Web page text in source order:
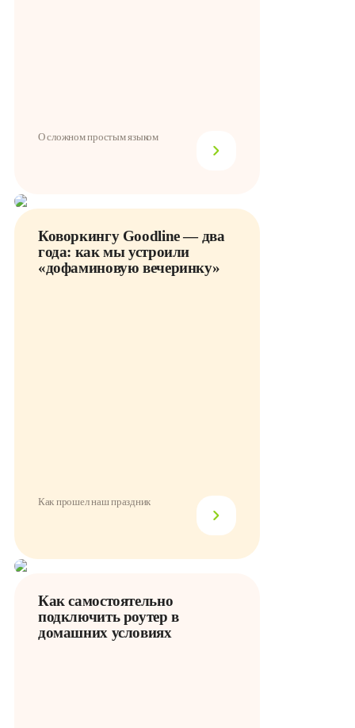
О сложном простым языком
Коворкингу Goodline — два
года: как мы устроили
«дофаминовую вечеринку»
Как прошел наш праздник
Как самостоятельно
подключить роутер в
домашних условиях